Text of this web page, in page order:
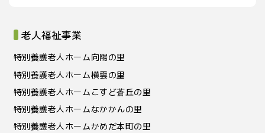
老人福祉事業
特別養護老人ホーム向陽の里
特別養護老人ホーム横雲の里
特別養護老人ホームこすど蒼丘の里
特別養護老人ホームなかかんの里
特別養護老人ホームかめだ本町の里